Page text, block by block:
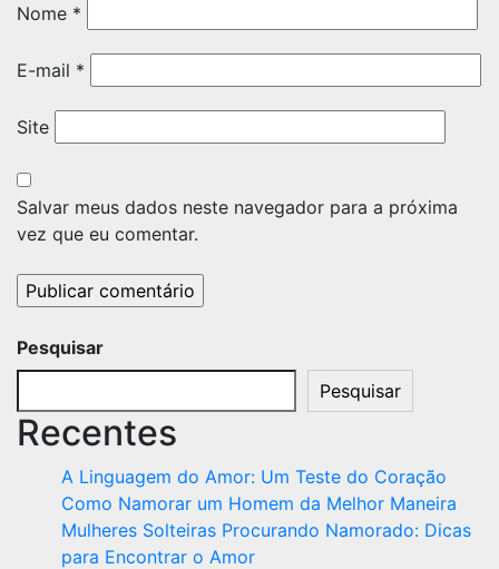
Nome *
E-mail *
Site
Salvar meus dados neste navegador para a próxima
vez que eu comentar.
Pesquisar
Pesquisar
Recentes
A Linguagem do Amor: Um Teste do Coração
Como Namorar um Homem da Melhor Maneira
Mulheres Solteiras Procurando Namorado: Dicas
para Encontrar o Amor